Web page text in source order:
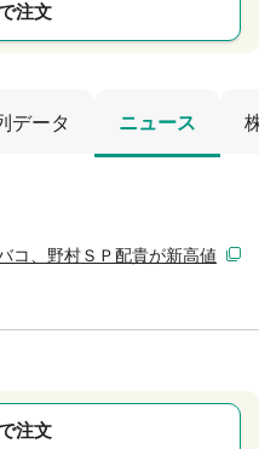
注文
データ ニュース
コ、野村ＳＰ配貴が新高値
注文